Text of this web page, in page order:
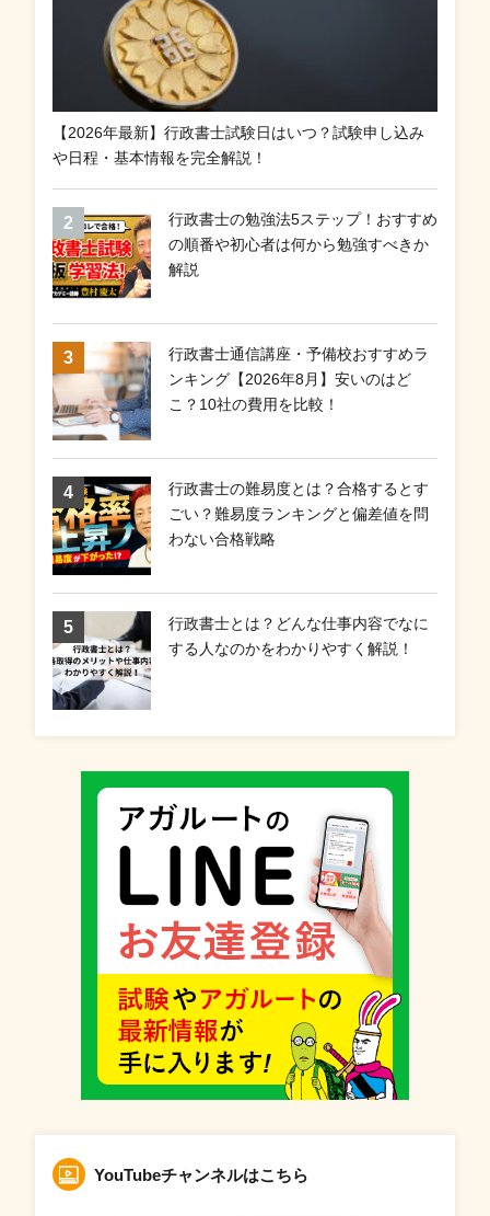
【2026年最新】行政書士試験日はいつ？試験申し込み
や日程・基本情報を完全解説！
行政書士の勉強法5ステップ！おすすめ
の順番や初心者は何から勉強すべきか
解説
行政書士通信講座・予備校おすすめラ
ンキング【2026年8月】安いのはど
こ？10社の費用を比較！
行政書士の難易度とは？合格するとす
ごい？難易度ランキングと偏差値を問
わない合格戦略
行政書士とは？どんな仕事内容でなに
する人なのかをわかりやすく解説！
YouTubeチャンネルはこちら